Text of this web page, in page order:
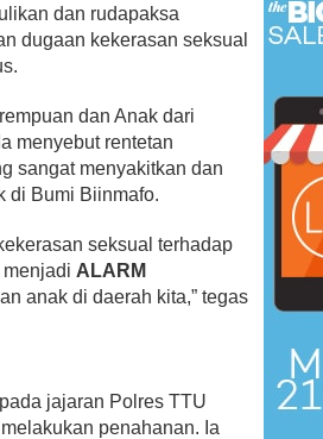
dan rudapaksa
dugaan kekerasan seksual
dan Anak dari
menyebut rentetan
sangat menyakitkan dan
di Bumi Biinmafo.
seksual terhadap
ALARM
anak di daerah kita,” tegas
jajaran Polres TTU
penahanan. Ia